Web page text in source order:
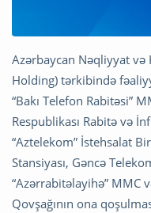
Azərbaycan Nəqliyyat
Holding) tərkibində
“Bakı Telefon Rabitəsi”
Respublikası Rabitə və
“Aztelekom” İstehsalat
Stansiyası, Gəncə
“Azərrabitəlayihə” MMC
Qovşağının ona